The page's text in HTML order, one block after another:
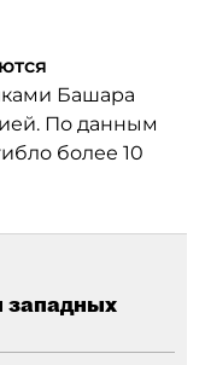
Башара
По данным
более 10
западных